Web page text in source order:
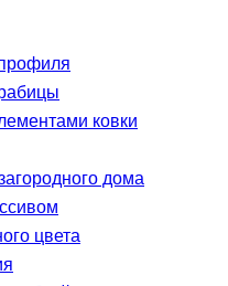
ковки
дома
цвета